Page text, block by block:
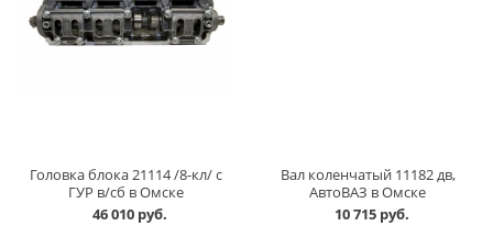
Головка блока 21114 /8-кл/ с
ГУР в/сб в Омске
46 010 руб.
Вал коленчатый 11182 дв,
АвтоВАЗ в Омске
10 715 руб.